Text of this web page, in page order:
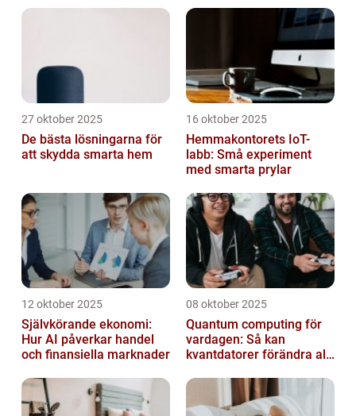
27 oktober 2025
De bästa lösningarna för
att skydda smarta hem
16 oktober 2025
Hemmakontorets IoT-
labb: Små experiment
med smarta prylar
12 oktober 2025
Självkörande ekonomi:
Hur AI påverkar handel
och finansiella marknader
08 oktober 2025
Quantum computing för
vardagen: Så kan
kvantdatorer förändra allt